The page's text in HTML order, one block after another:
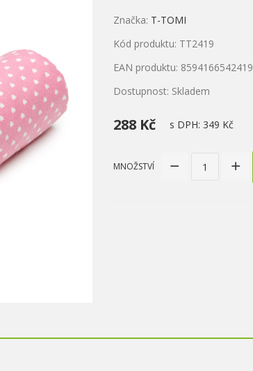
Značka: T-TOMI
Kód produktu: TT2419
EAN produktu: 8594166542419
Dostupnost: Skladem
288 Kč s DPH: 349 Kč
MNOŽSTVÍ